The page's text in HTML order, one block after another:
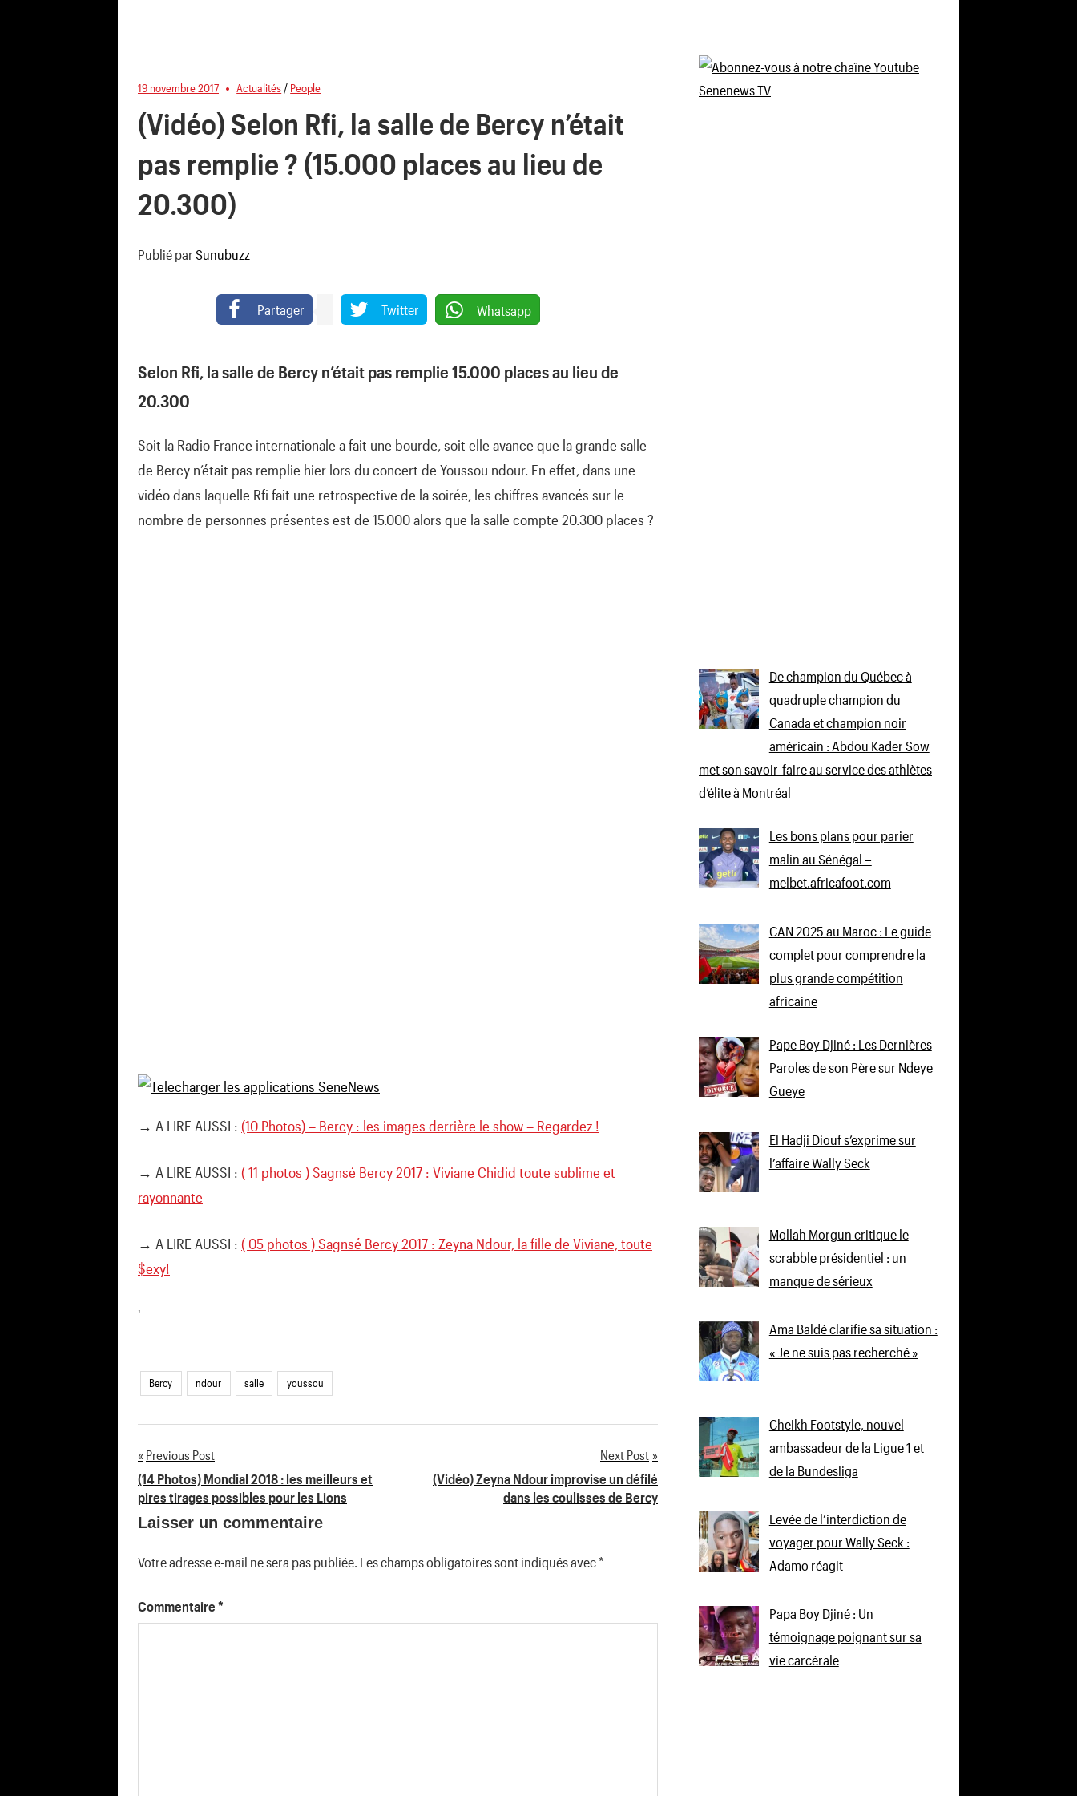
19 novembre 2017 Actualités / People
(Vidéo) Selon Rfi, la salle de Bercy n’était
pas remplie ? (15.000 places au lieu de
20.300)
Publié par Sunubuzz
Partager Twitter Whatsapp
Selon Rfi, la salle de Bercy n’était pas remplie 15.000 places au lieu de
20.300
Soit la Radio France internationale a fait une bourde, soit elle avance que la grande salle
de Bercy n’était pas remplie hier lors du concert de Youssou ndour. En effet, dans une
vidéo dans laquelle Rfi fait une retrospective de la soirée, les chiffres avancés sur le
nombre de personnes présentes est de 15.000 alors que la salle compte 20.300 places ?
→ A LIRE AUSSI : (10 Photos) – Bercy : les images derrière le show – Regardez !
→ A LIRE AUSSI : ( 11 photos ) Sagnsé Bercy 2017 : Viviane Chidid toute sublime et
rayonnante
→ A LIRE AUSSI : ( 05 photos ) Sagnsé Bercy 2017 : Zeyna Ndour, la fille de Viviane, toute
$exy!
'
Bercy ndour salle youssou
Navigation
de
Previous Post
(14 Photos) Mondial 2018 : les meilleurs et
pires tirages possibles pour les Lions
Next Post
(Vidéo) Zeyna Ndour improvise un défilé
dans les coulisses de Bercy
Laisser un commentaire
Votre adresse e-mail ne sera pas publiée. Les champs obligatoires sont indiqués avec*
Commentaire *
De champion du Québec à
quadruple champion du
Canada et champion noir
américain : Abdou Kader Sow
met son savoir-faire au service des athlètes
d’élite à Montréal
Les bons plans pour parier
malin au Sénégal –
melbet.africafoot.com
CAN 2025 au Maroc : Le guide
complet pour comprendre la
plus grande compétition
africaine
Pape Boy Djiné : Les Dernières
Paroles de son Père sur Ndeye
Gueye
El Hadji Diouf s’exprime sur
l’affaire Wally Seck
Mollah Morgun critique le
scrabble présidentiel : un
manque de sérieux
Ama Baldé clarifie sa situation :
« Je ne suis pas recherché »
Cheikh Footstyle, nouvel
ambassadeur de la Ligue 1 et
de la Bundesliga
Levée de l’interdiction de
voyager pour Wally Seck :
Adamo réagit
Papa Boy Djiné : Un
témoignage poignant sur sa
vie carcérale